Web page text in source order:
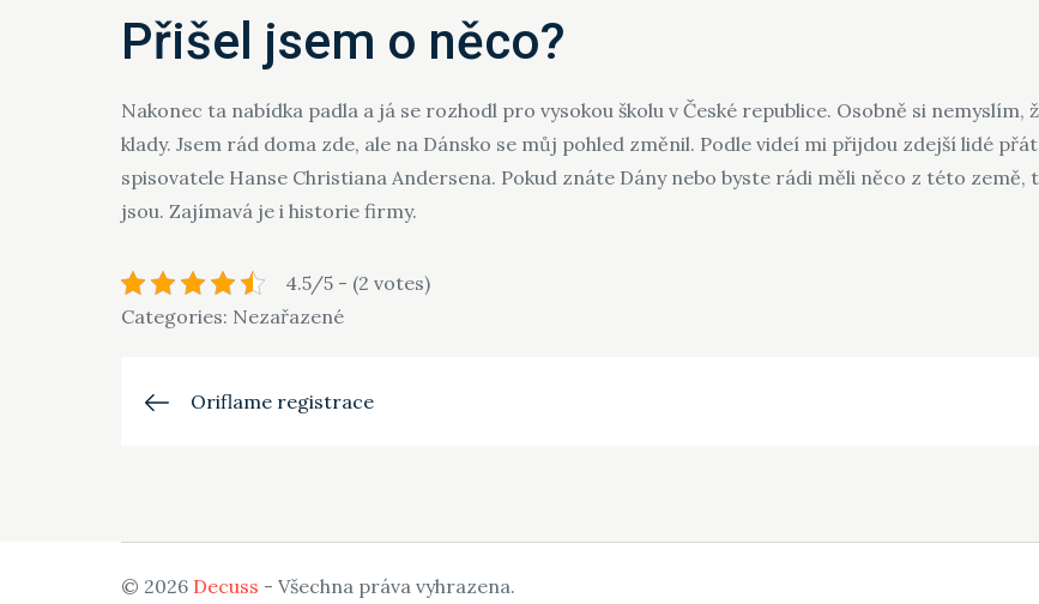
Přišel jsem o něco?
Nakonec ta nabídka padla a já se rozhodl pro vysokou školu v České republice. Osobně si nemyslím,
klady. Jsem rád doma zde, ale na Dánsko se můj pohled změnil. Podle videí mi přijdou zdejší lidé
spisovatele Hanse Christiana Andersena. Pokud znáte Dány nebo byste rádi měli něco z této země,
jsou. Zajímavá je i historie firmy.
4.5/5 - (2 votes)
Categories: Nezařazené
Navigace
příspěvek
Oriflame registrace
© 2026 Decuss - Všechna práva vyhrazena.